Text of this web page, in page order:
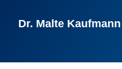
InhaltDr. Malte